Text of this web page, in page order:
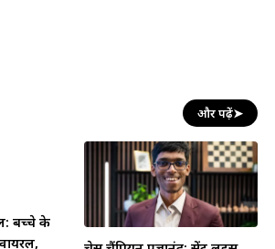
और पढ़ें➤
बच्चे के